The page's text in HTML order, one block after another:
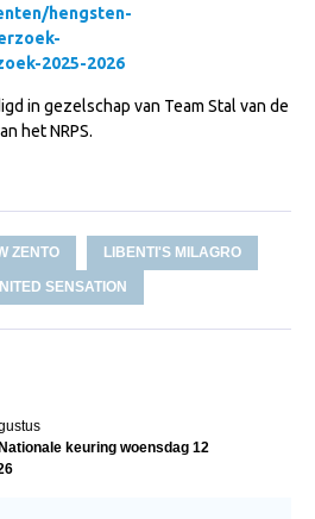
Jonge Paarden
hengsten-
2025-2026
in gezelschap van Team Stal van de
het NRPS.
ZENTO LIBENTI'S MILAGRO
SENSATION
keuring woensdag 12